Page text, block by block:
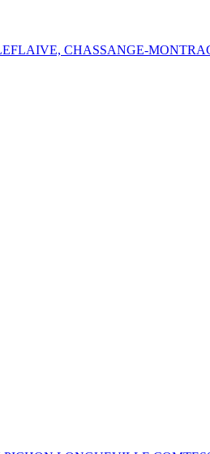
CHASSANGE-